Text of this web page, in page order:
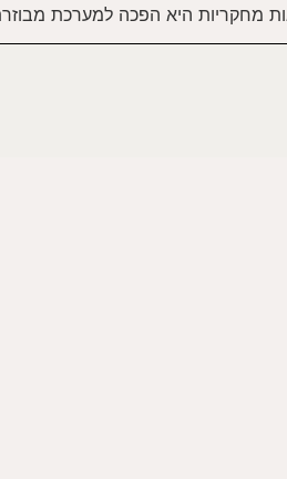
מחקריות היא הפכה למערכת